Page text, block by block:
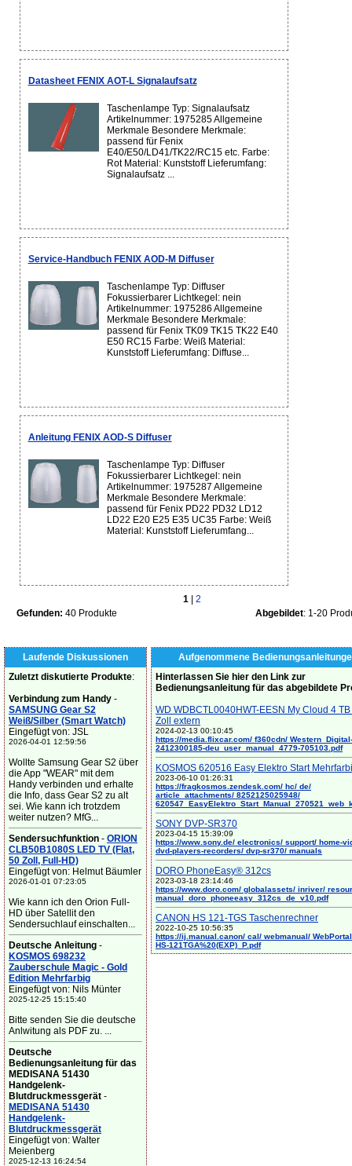
Datasheet FENIX AOT-L Signalaufsatz
Taschenlampe Typ: Signalaufsatz
Artikelnummer: 1975285 Allgemeine
Merkmale Besondere Merkmale:
passend für Fenix
E40/E50/LD41/TK22/RC15 etc. Farbe:
Rot Material: Kunststoff Lieferumfang:
Signalaufsatz ...
Service-Handbuch FENIX AOD-M Diffuser
Taschenlampe Typ: Diffuser
Fokussierbarer Lichtkegel: nein
Artikelnummer: 1975286 Allgemeine
Merkmale Besondere Merkmale:
passend für Fenix TK09 TK15 TK22 E40
E50 RC15 Farbe: Weiß Material:
Kunststoff Lieferumfang: Diffuse...
Anleitung FENIX AOD-S Diffuser
Taschenlampe Typ: Diffuser
Fokussierbarer Lichtkegel: nein
Artikelnummer: 1975287 Allgemeine
Merkmale Besondere Merkmale:
passend für Fenix PD22 PD32 LD12
LD22 E20 E25 E35 UC35 Farbe: Weiß
Material: Kunststoff Lieferumfang...
1
2
Gefunden: 40 Produkte Abgebildet: 1-20
Laufende Diskussionen
Zuletzt diskutierte Produkte:
Verbindung zum Handy -
SAMSUNG Gear S2
Weiß/Silber (Smart Watch)
Eingefügt von: JSL
2026-04-01 12:59:56
Wollte Samsung Gear S2 über
die App "WEAR" mit dem
Handy verbinden und erhalte
die Info, dass Gear S2 zu alt
sei. Wie kann ich trotzdem
weiter nutzen? MfG...
Sendersuchfunktion - ORION
CLB50B1080S LED TV (Flat,
50 Zoll, Full-HD)
Eingefügt von: Helmut Bäumler
2026-01-01 07:23:05
Wie kann ich den Orion Full-
HD über Satellit den
Sendersuchlauf einschalten...
Deutsche Anleitung -
KOSMOS 698232
Zauberschule Magic - Gold
Edition Mehrfarbig
Eingefügt von: Nils Münter
2025-12-25 15:15:40
Bitte senden Sie die deutsche
Anlwitung als PDF zu. ...
Deutsche
Bedienungsanleitung für das
MEDISANA 51430
Handgelenk-
Blutdruckmessgerät -
MEDISANA 51430
Handgelenk-
Blutdruckmessgerät
Eingefügt von: Walter
Meienberg
2025-12-13 16:24:54
Aufgenommene
Hinterlassen Sie hier den Link zur
Bedienungsanleitung für das abgebildete
WD WDBCTL0040HWT-EESN My Cloud 4
Zoll extern
2024-02-13 00:10:45
https://media.flixcar.com/ f360cdn/ Western_Digital-
2412300185-deu_user_manual_4779-705103.pdf
KOSMOS 620516 Easy Elektro Start
2023-06-10 01:26:31
https://fragkosmos.zendesk.com/ hc/ de/
article_attachments/ 8252125025948/
SONY DVP-SR370
2023-04-15 15:39:09
https://www.sony.de/ electronics/ support/ home-
dvd-players-recorders/ dvp-sr370/ manuals
DORO PhoneEasy® 312cs
2023-03-18 23:14:46
https://www.doro.com/ globalassets/ inriver/
manual_doro_phoneeasy_312cs_de_v10.pdf
CANON HS 121-TGS Taschenrechner
2022-10-25 10:56:35
https://ij.manual.canon/ cal/ webmanual/
HS-121TGA%20(EXP)_P.pdf